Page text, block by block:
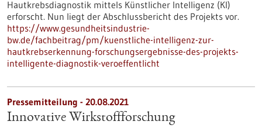
Hautkrebsdiagnostik mittels Künstlicher Intelligenz (KI)
erforscht. Nun liegt der Abschlussbericht des Projekts vor.
https://www.gesundheitsindustrie-
bw.de/fachbeitrag/pm/kuenstliche-intelligenz-zur-
hautkrebserkennung-forschungsergebnisse-des-projekts-
intelligente-diagnostik-veroeffentlicht
Pressemitteilung - 20.08.2021
Innovative Wirkstoffforschung